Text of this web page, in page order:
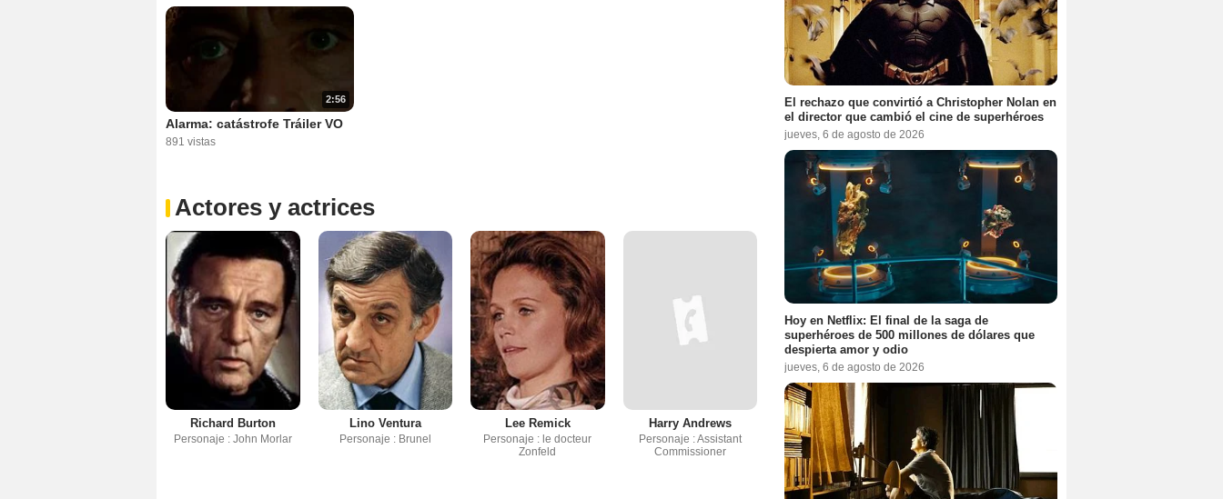
2:56
Alarma: catástrofe Tráiler VO
891 vistas
Actores y actrices
Richard Burton
Personaje : John Morlar
Lino Ventura
Personaje : Brunel
Lee Remick
Personaje : le docteur
Zonfeld
Harry Andrews
Personaje : Assistant
Commissioner
El rechazo que convirtió a Christopher Nolan en
el director que cambió el cine de superhéroes
jueves, 6 de agosto de 2026
Hoy en Netflix: El final de la saga de
superhéroes de 500 millones de dólares que
despierta amor y odio
jueves, 6 de agosto de 2026